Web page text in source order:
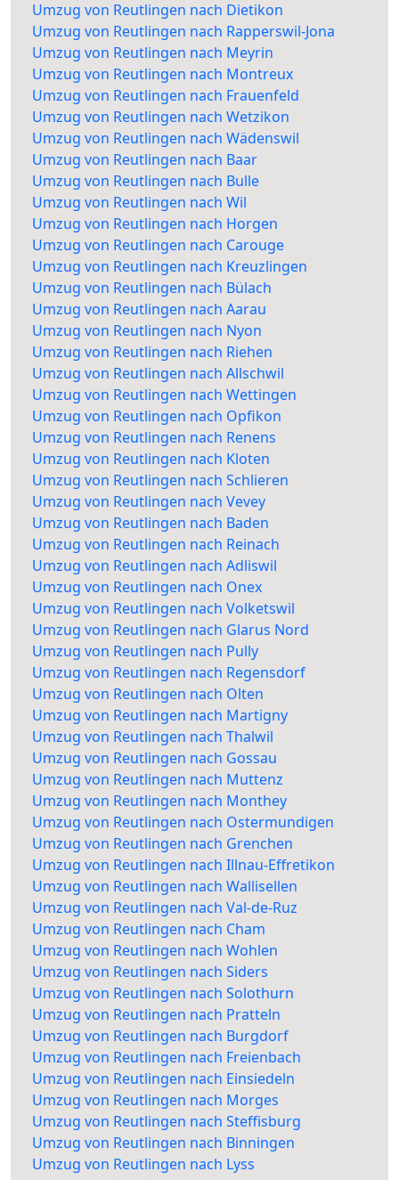
Umzug von Reutlingen nach Dietikon
Umzug von Reutlingen nach Rapperswil-Jona
Umzug von Reutlingen nach Meyrin
Umzug von Reutlingen nach Montreux
Umzug von Reutlingen nach Frauenfeld
Umzug von Reutlingen nach Wetzikon
Umzug von Reutlingen nach Wädenswil
Umzug von Reutlingen nach Baar
Umzug von Reutlingen nach Bulle
Umzug von Reutlingen nach Wil
Umzug von Reutlingen nach Horgen
Umzug von Reutlingen nach Carouge
Umzug von Reutlingen nach Kreuzlingen
Umzug von Reutlingen nach Bülach
Umzug von Reutlingen nach Aarau
Umzug von Reutlingen nach Nyon
Umzug von Reutlingen nach Riehen
Umzug von Reutlingen nach Allschwil
Umzug von Reutlingen nach Wettingen
Umzug von Reutlingen nach Opfikon
Umzug von Reutlingen nach Renens
Umzug von Reutlingen nach Kloten
Umzug von Reutlingen nach Schlieren
Umzug von Reutlingen nach Vevey
Umzug von Reutlingen nach Baden
Umzug von Reutlingen nach Reinach
Umzug von Reutlingen nach Adliswil
Umzug von Reutlingen nach Onex
Umzug von Reutlingen nach Volketswil
Umzug von Reutlingen nach Glarus Nord
Umzug von Reutlingen nach Pully
Umzug von Reutlingen nach Regensdorf
Umzug von Reutlingen nach Olten
Umzug von Reutlingen nach Martigny
Umzug von Reutlingen nach Thalwil
Umzug von Reutlingen nach Gossau
Umzug von Reutlingen nach Muttenz
Umzug von Reutlingen nach Monthey
Umzug von Reutlingen nach Ostermundigen
Umzug von Reutlingen nach Grenchen
Umzug von Reutlingen nach Illnau-Effretikon
Umzug von Reutlingen nach Wallisellen
Umzug von Reutlingen nach Val-de-Ruz
Umzug von Reutlingen nach Cham
Umzug von Reutlingen nach Wohlen
Umzug von Reutlingen nach Siders
Umzug von Reutlingen nach Solothurn
Umzug von Reutlingen nach Pratteln
Umzug von Reutlingen nach Burgdorf
Umzug von Reutlingen nach Freienbach
Umzug von Reutlingen nach Einsiedeln
Umzug von Reutlingen nach Morges
Umzug von Reutlingen nach Steffisburg
Umzug von Reutlingen nach Binningen
Umzug von Reutlingen nach Lyss